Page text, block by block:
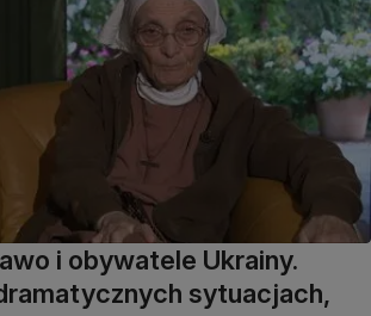
i obywatele Ukrainy.
sytuacjach,